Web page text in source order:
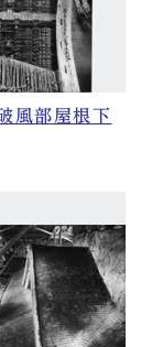
風部屋根下